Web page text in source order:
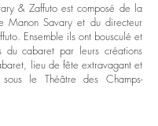
& Zaffuto est composé de la
Manon Savary et du directeur
Ensemble ils ont bousculé et
du cabaret par leurs créations
lieu de fête extravagant et
le Théâtre des Champs-